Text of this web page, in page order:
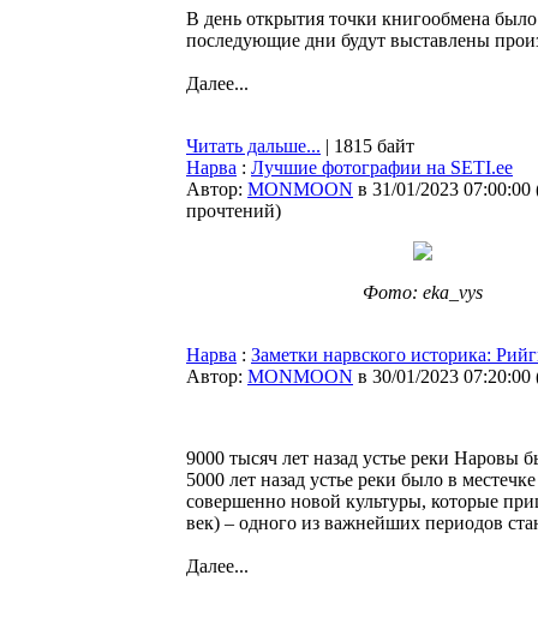
В день открытия точки книгообмена было
последующие дни будут выставлены
Далее...
Читать дальше... | 1815 байт
Нарва : Лучшие фотографии на SETI.ee
Автор: MONMOON в 31/01/2023 07:00:00
прочтений)
Фото: eka_vys
Нарва : Заметки нарвского историка:
Автор: MONMOON в 30/01/2023 07:20:00
9000 тысяч лет назад устье реки Наровы
5000 лет назад устье реки было в
совершенно новой культуры, которые
век) – одного из важнейших периодов
Далее...